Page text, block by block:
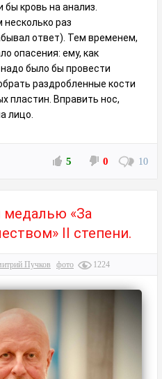
кровь на анализ.
раз
ответ). Тем временем,
опасения: ему, как
было бы провести
раздробленные кости
пластин. Вправить нос,
лицо.
5 0 10
медалью «За
II степени.
Пучков фото 1224